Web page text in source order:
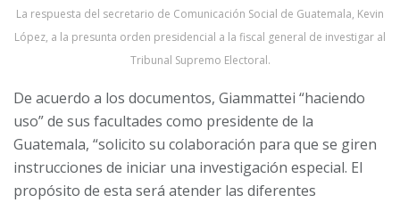
La respuesta del secretario de Comunicación Social de Guatemala, Kevin
López, a la presunta orden presidencial a la fiscal general de investigar al
Tribunal Supremo Electoral.
De acuerdo a los documentos, Giammattei “haciendo
uso” de sus facultades como presidente de la
Guatemala, “solicito su colaboración para que se giren
instrucciones de iniciar una investigación especial. El
propósito de esta será atender las diferentes